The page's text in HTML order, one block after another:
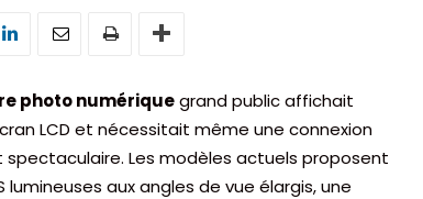
photo numériquegrand public affichait
LCD et nécessitait même une connexion
spectaculaire. Les modèles actuels proposent
lumineuses aux angles de vue élargis, une